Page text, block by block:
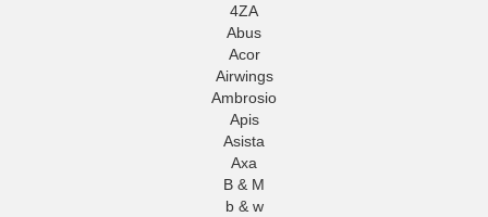
4ZA
Abus
Acor
Airwings
Ambrosio
Apis
Asista
Axa
B & M
b & w